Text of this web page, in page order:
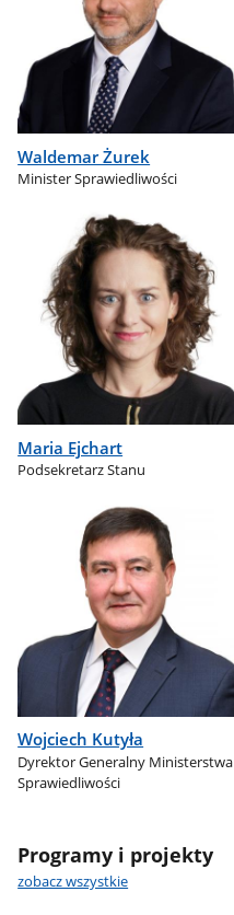
Waldemar Żurek
Minister Sprawiedliwości
Maria Ejchart
Podsekretarz Stanu
Wojciech Kutyła
Dyrektor Generalny Ministerstwa
Sprawiedliwości
Programy i projekty
zobacz wszystkie